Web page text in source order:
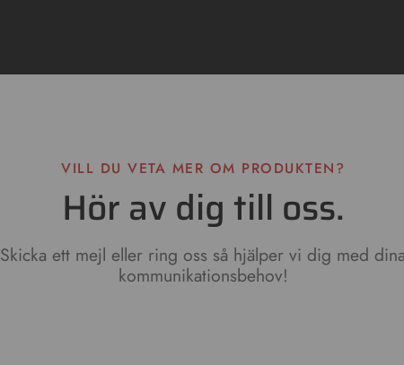
VILL DU VETA MER OM PRODUKTEN?
Hör av dig till oss.
Skicka ett mejl eller ring oss så hjälper vi dig med
kommunikationsbehov!